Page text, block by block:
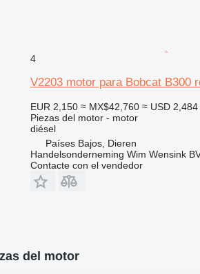
4
V2203 motor para Bobcat B300
EUR 2,150 ≈ MX$42,760 ≈ USD 2,484
Piezas del motor - motor
diésel
Países Bajos, Dieren
Handelsonderneming Wim Wensink
Contacte con el vendedor
del motor